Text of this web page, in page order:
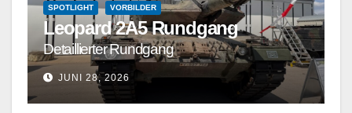
SPOTLIGHT VORBILDER
Leopard 2A5 Rundgang
Detaillierter Rundgang
JUNI 28, 2026